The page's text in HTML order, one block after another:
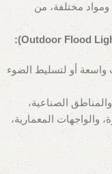
ومواد مختلفة، من
أو لتسليط الضوء
الصناعية،
والواجهات المعمارية،